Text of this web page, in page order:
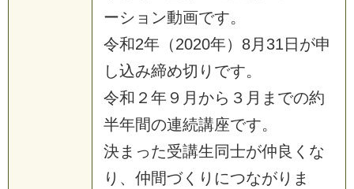
ーシ ョ ン動画です。
令和2年 （2020年） 8月 31 日 が申
し込み締め切 り です。
令和 ２ 年 ９ 月 から ３ 月 ま での約
半年間の連続講座です。
決ま った受講生 同士が仲良 く な
り 、 仲間づく り につながり ま